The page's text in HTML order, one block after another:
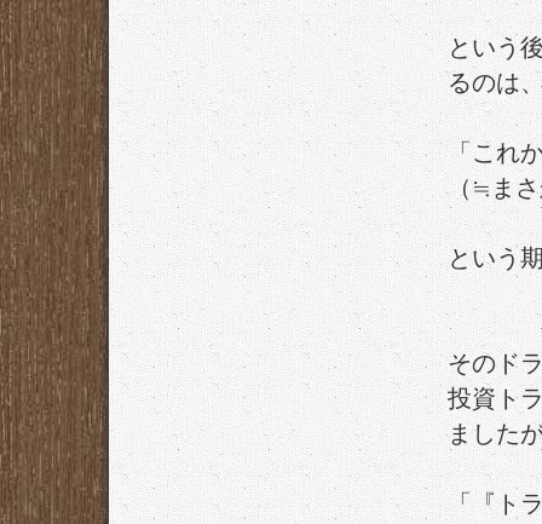
という
るのは
「これ
（≒まさ
という
そのド
投資ト
ました
「『ト